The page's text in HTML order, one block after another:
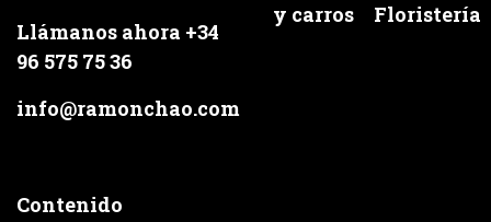
Llámanos ahora +34
96 575 75 36
info@ramonchao.com
y carros
Floristería
Contenido